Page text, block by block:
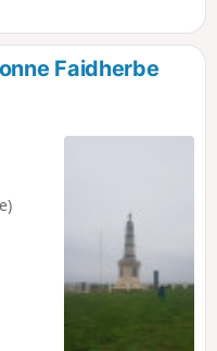
4 villages, et retour au
randonnée de 11,9 km
d'Heilly et rejoint Vaux-
Manfred von
Faidherbe